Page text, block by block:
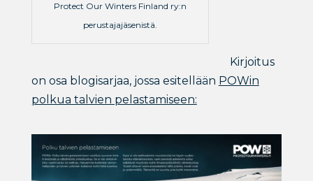
Protect Our Winters Finland ry:n
perustajajäsenistä.
Kirjoitus
on osa blogisarjaa, jossa esitellään POWin
polkua talvien pelastamiseen: